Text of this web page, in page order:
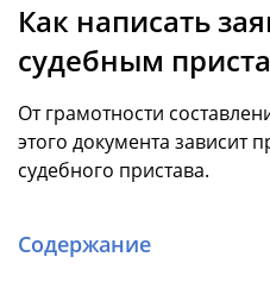
Как написать
судебным
От грамотности
этого документа зависит
судебного пристава.
Содержание